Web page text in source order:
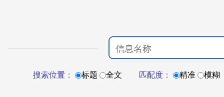
搜索位置： 标题 全文 匹配度： 精准 模糊